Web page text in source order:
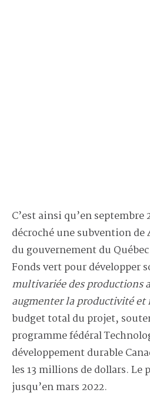
C’est ainsi qu’en
décroché une subvention
du gouvernement du
Fonds vert pour développer
multivariée des productions
augmenter la productivité et
budget total du projet,
programme fédéral
développement durable
les 13 millions de dollars. Le
jusqu’en mars 2022.